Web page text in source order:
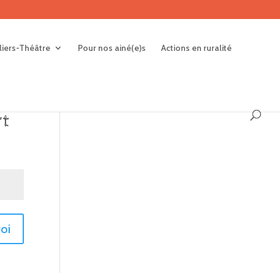
Théâtre Pour nos ainé(e)s Actions en ruralité